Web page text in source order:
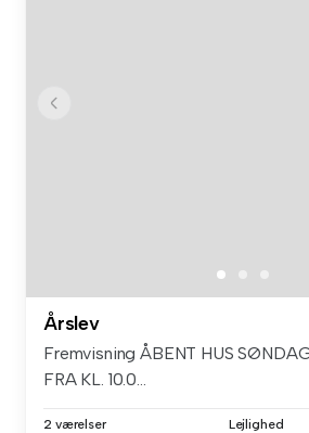
Årslev
Fremvisning ÅBENT HUS
FRA KL. 10.0...
2 værelser Lejlighed